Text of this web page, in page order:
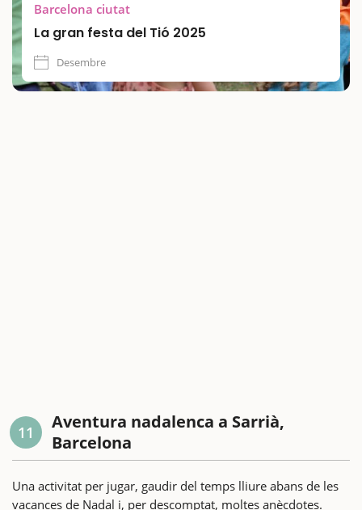
Barcelona ciutat
La gran festa del Tió 2025
Desembre
11
Aventura nadalenca a Sarrià,
Barcelona
Una activitat per jugar, gaudir del temps lliure abans de les
vacances de Nadal i, per descomptat, moltes anècdotes.